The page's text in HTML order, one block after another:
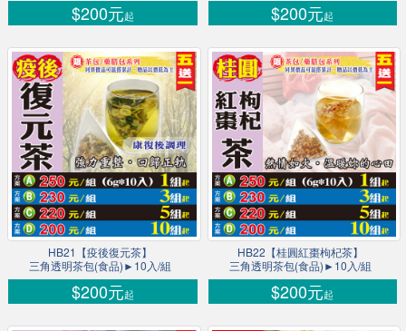
$200元起 $200元起
HB21【疫後復元茶】
三角透明茶包(食品)►10入/組
$200元起
HB22【桂圓紅棗枸杞茶】
三角透明茶包(食品)►10入/組
$200元起